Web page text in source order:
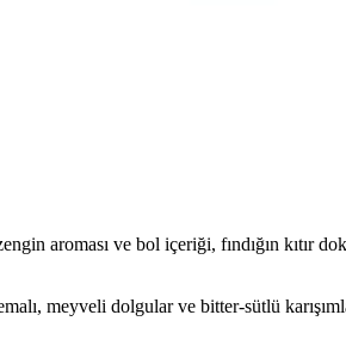
aroması ve bol içeriği, fındığın kıtır
meyveli dolgular ve bitter-sütlü